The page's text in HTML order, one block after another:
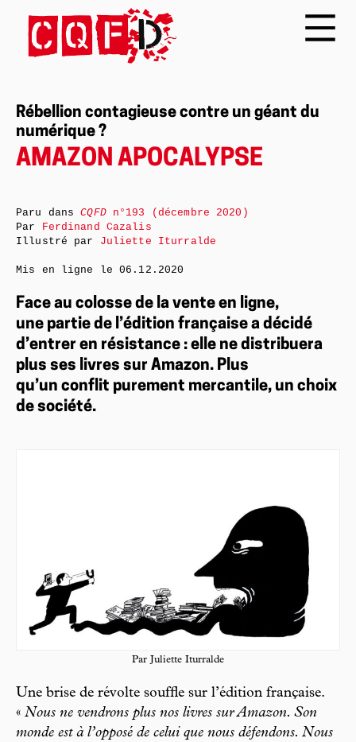
Rébellion contagieuse contre un géant du
numérique ?
AMAZON APOCALYPSE
Face au colosse de la vente en ligne,
une partie de l’édition française a décidé
d’entrer en résistance : elle ne distribuera
plus ses livres sur Amazon. Plus
qu’un conflit purement mercantile, un choix
de société.
Par Juliette Iturralde
Une brise de révolte souffle sur l’édition française.
« Nous ne vendrons plus nos livres sur Amazon. Son
monde est à l’opposé de celui que nous défendons. Nous
Paru dansCQFDn°193 (décembre 2020)
Par Ferdinand Cazalis
Illustré par Juliette Iturralde
Mis en ligne le06.12.2020